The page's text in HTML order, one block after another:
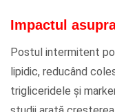
Impactul
Postul intermitent
lipidic, reducând
trigliceridele și